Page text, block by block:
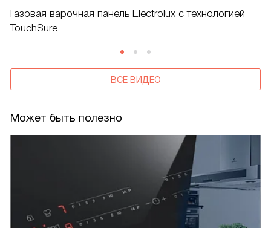
Газовая варочная панель Electrolux с технологией
TouchSure
ВСЕ ВИДЕО
Может быть полезно